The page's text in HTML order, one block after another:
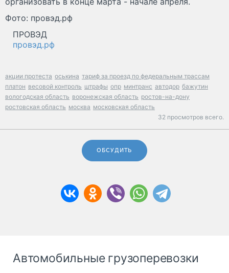
Фото: провэд.рф
ПРОВЭД
провэд.рф
акции протеста оськина тариф за проезд по федеральным трассам
платон весовой контроль штрафы опр минтранс автодор бажутин
вологодская область воронежская область ростов-на-дону
ростовская область москва московская область
32 просмотров всего.
ОБСУДИТЬ
Автомобильные грузоперевозки